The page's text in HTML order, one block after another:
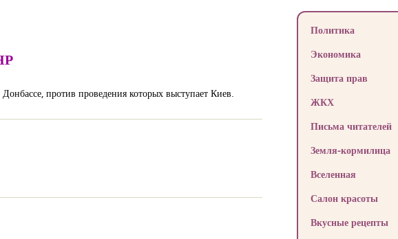
против проведения которых выступает Киев.
Политика
Экономика
Защита прав
ЖКХ
Письма читателей
Земля-кормилица
Вселенная
Салон красоты
Вкусные рецепты